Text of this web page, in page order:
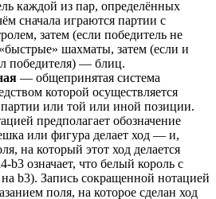
каждой из пар, определённых
сначала играются партии с
затем (если победитель не
шахматы, затем (если и
победителя) — блиц.
— общепринятая система
которой осуществляется
или той или иной позиции.
предполагает обозначение
или фигура делает ход — и,
на который этот ход делается
b3 означает, что белый король с
на b3). Запись сокращенной нотацией
поля, на которое сделан ход